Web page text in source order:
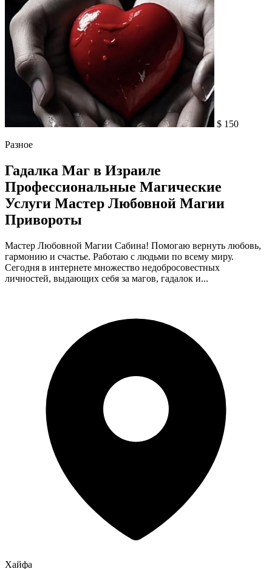
$ 150
Разное
Гадалка Маг в Израиле
Профессиональные Магические
Услуги Мастер Любовной Магии
Привороты
Мастер Любовной Магии Сабина! Помогаю вернуть любовь,
гармонию и счастье. Работаю с людьми по всему миру.
Сегодня в интернете множество недобросовестных
личностей, выдающих себя за магов, гадалок и...
Хайфа